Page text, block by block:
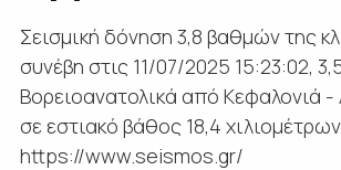
Σεισμική δόνηση 3,8 βαθμών της
συνέβη στις 11/07/2025 15:23:02,
Βορειοανατολικά από Κεφαλονιά -
σε εστιακό βάθος 18,4
https://www.seismos.gr/